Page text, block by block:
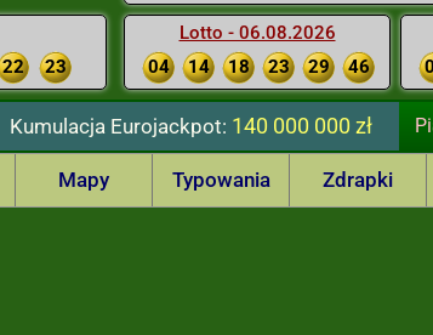
Lotto - 06.08.2026
04
14 18 23 29 46
22 23
KumulacjaEurojackpot: 140 000 000 zł
Mapy Typowania Zdrapki